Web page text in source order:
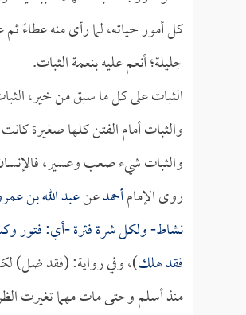
كل أمور حياته، لما رأى منه عطاءً
جليلة؛ أنعم عليه بنعمة الثبات.
الثبات على كل ما سبق من خير،
والثبات أمام الفتن كلها صغيرة
والثبات شيء صعب وعسير،
روى الإمامأحمدعنعبد الله بن
نشاط- ولكل شرة فترة -أي: فتور
فقد هلك)، وفي رواية: (فقد ضل)
منذ أسلم وحتى مات مهما تغيرت